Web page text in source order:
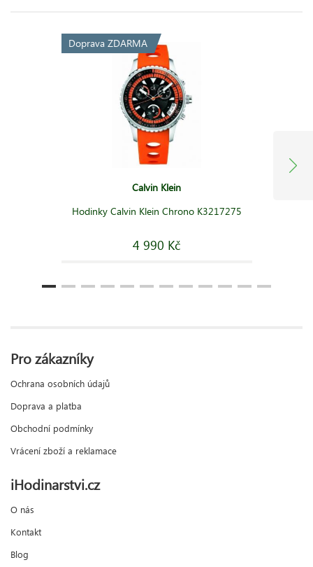
Doprava ZDARMA
Calvin Klein
Hodinky Calvin Klein Chrono K3217275
4 990 Kč
Pro zákazníky
Ochrana osobních údajů
Doprava a platba
Obchodní podmínky
Vrácení zboží a reklamace
iHodinarstvi.cz
O nás
Kontakt
Blog